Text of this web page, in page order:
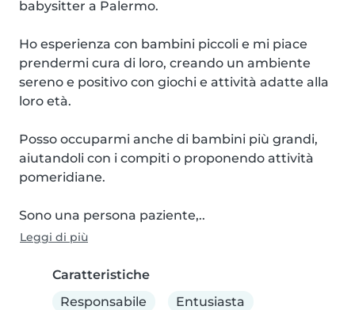
babysitter a Palermo.
Ho esperienza con bambini piccoli e mi piace
prendermi cura di loro, creando un ambiente
sereno e positivo con giochi e attività adatte alla
loro età.
Posso occuparmi anche di bambini più grandi,
aiutandoli con i compiti o proponendo attività
pomeridiane.
Sono una persona paziente,..
Leggi di più
Caratteristiche
Responsabile
Entusiasta